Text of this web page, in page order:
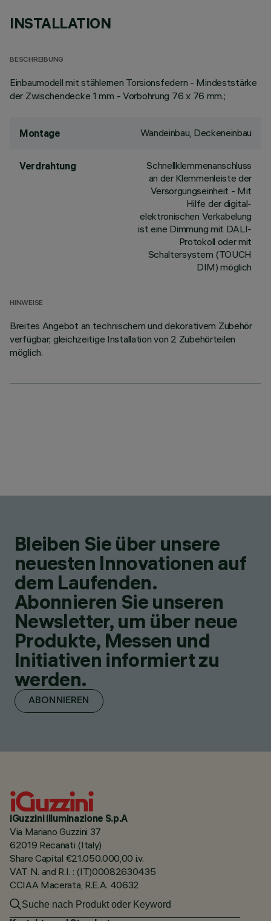
INSTALLATION
BESCHREIBUNG
Einbaumodell mit stählernen Torsionsfedern - Mindeststärke
der Zwischendecke 1 mm - Vorbohrung 76 x 76 mm.;
Montage Wandeinbau, Deckeneinbau
Verdrahtung
Schnellklemmenanschluss
an der Klemmenleiste der
Versorgungseinheit - Mit
Hilfe der digital-
elektronischen Verkabelung
ist eine Dimmung mit DALI-
Protokoll oder mit
Schaltersystem (TOUCH
DIM) möglich
HINWEISE
Breites Angebot an technischem und dekorativem Zubehör
verfügbar; gleichzeitige Installation von 2 Zubehörteilen
möglich.
Bleiben Sie über unsere
neuesten Innovationen auf
dem Laufenden.
Abonnieren Sie unseren
Newsletter, um über neue
Produkte, Messen und
Initiativen informiert zu
werden.
ABONNIEREN
iGuzzini illuminazione S.p.A
Via Mariano Guzzini 37
62019 Recanati (Italy)
Share Capital €21.050.000,00 i.v.
VAT N. and R.I. : (IT)00082630435
CCIAA Macerata, R.E.A. 40632